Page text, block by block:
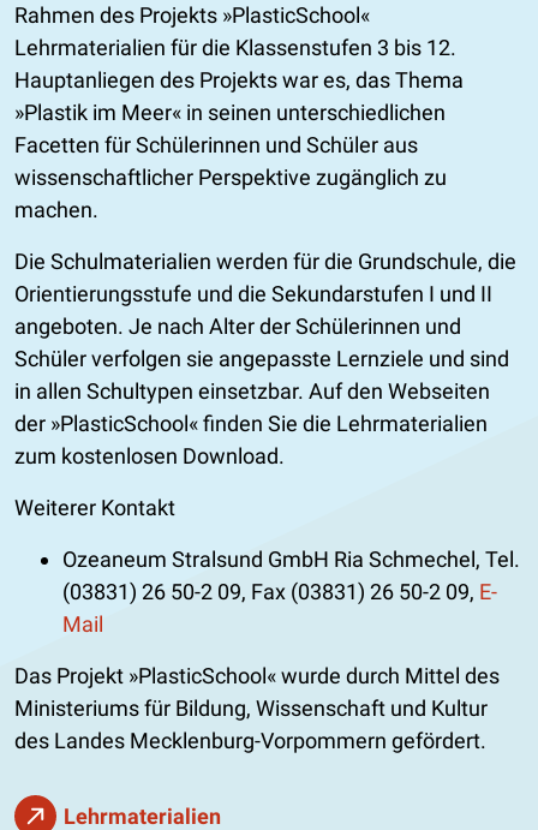
Rahmen des Projekts »PlasticSchool«
Lehrmaterialien für die Klassenstufen 3 bis 12.
Hauptanliegen des Projekts war es, das Thema
»Plastik im Meer« in seinen unterschiedlichen
Facetten für Schülerinnen und Schüler aus
wissenschaftlicher Perspektive zugänglich zu
machen.
Die Schulmaterialien werden für die Grundschule, die
Orientierungsstufe und die Sekundarstufen I und II
angeboten. Je nach Alter der Schülerinnen und
Schüler verfolgen sie angepasste Lernziele und sind
in allen Schultypen einsetzbar. Auf den Webseiten
der »PlasticSchool« finden Sie die Lehrmaterialien
zum kostenlosen Download.
Weiterer Kontakt
Ozeaneum Stralsund GmbH Ria Schmechel, Tel.
(03831) 26 50-2 09, Fax (03831) 26 50-2 09, E-
Mail
Das Projekt »PlasticSchool« wurde durch Mittel des
Ministeriums für Bildung, Wissenschaft und Kultur
des Landes Mecklenburg-Vorpommern gefördert.
Lehrmaterialien